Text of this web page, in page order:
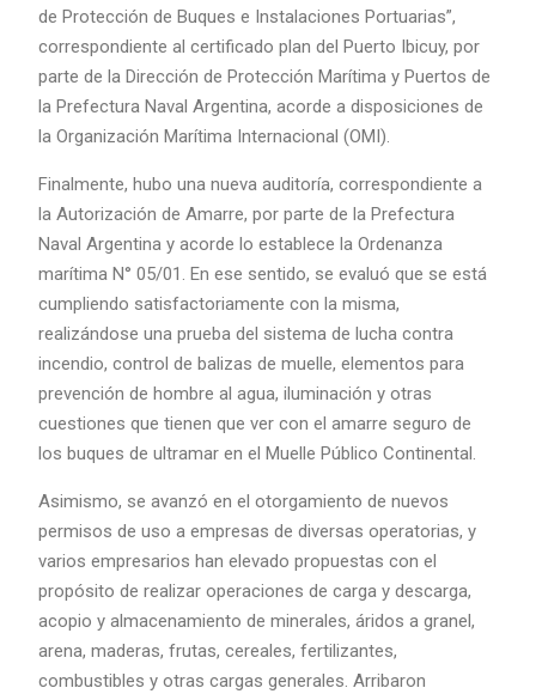
de Protección de Buques e Instalaciones Portuarias”,
correspondiente al certificado plan del Puerto Ibicuy, por
parte de la Dirección de Protección Marítima y Puertos de
la Prefectura Naval Argentina, acorde a disposiciones de
la Organización Marítima Internacional (OMI).
Finalmente, hubo una nueva auditoría, correspondiente a
la Autorización de Amarre, por parte de la Prefectura
Naval Argentina y acorde lo establece la Ordenanza
marítima N° 05/01. En ese sentido, se evaluó que se está
cumpliendo satisfactoriamente con la misma,
realizándose una prueba del sistema de lucha contra
incendio, control de balizas de muelle, elementos para
prevención de hombre al agua, iluminación y otras
cuestiones que tienen que ver con el amarre seguro de
los buques de ultramar en el Muelle Público Continental.
Asimismo, se avanzó en el otorgamiento de nuevos
permisos de uso a empresas de diversas operatorias, y
varios empresarios han elevado propuestas con el
propósito de realizar operaciones de carga y descarga,
acopio y almacenamiento de minerales, áridos a granel,
arena, maderas, frutas, cereales, fertilizantes,
combustibles y otras cargas generales. Arribaron